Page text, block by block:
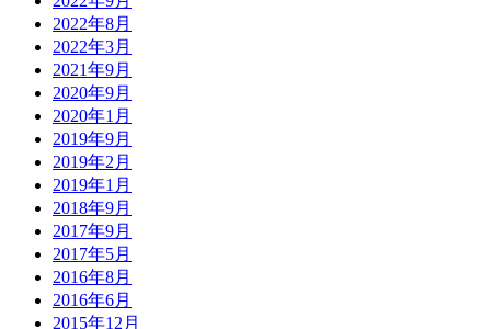
2022年8月
2022年3月
2021年9月
2020年9月
2020年1月
2019年9月
2019年2月
2019年1月
2018年9月
2017年9月
2017年5月
2016年8月
2016年6月
2015年12月